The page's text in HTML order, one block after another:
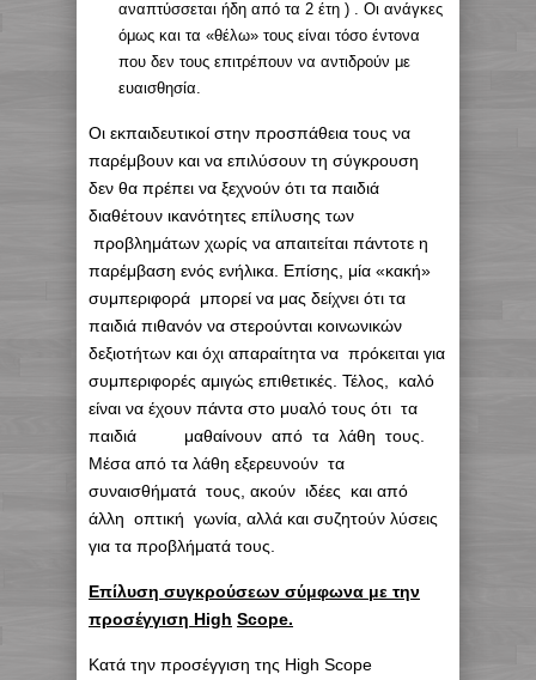
αναπτύσσεται ήδη από τα 2 έτη ) . Οι ανάγκες
όμως και τα «θέλω» τους είναι τόσο έντονα
που δεν τους επιτρέπουν να αντιδρούν με
ευαισθησία.
Οι εκπαιδευτικοί στην προσπάθεια τους να
παρέμβουν και να επιλύσουν τη σύγκρουση
δεν θα πρέπει να ξεχνούν ότι τα παιδιά
διαθέτουν ικανότητες επίλυσης των
προβλημάτων χωρίς να απαιτείται πάντοτε η
παρέμβαση ενός ενήλικα. Επίσης, μία «κακή»
συμπεριφορά μπορεί να μας δείχνει ότι τα
παιδιά πιθανόν να στερούνται κοινωνικών
δεξιοτήτων και όχι απαραίτητα να πρόκειται για
συμπεριφορές αμιγώς επιθετικές. Τέλος, καλό
είναι να έχουν πάντα στο μυαλό τους ότι τα
παιδιά μαθαίνουν από τα λάθη τους.
Μέσα από τα λάθη εξερευνούν τα
συναισθήματά τους, ακούν ιδέες και από
άλλη οπτική γωνία, αλλά και συζητούν λύσεις
για τα προβλήματά τους.
Επίλυση συγκρούσεων σύμφωνα με την
προσέγγιση High Scope.
Κατά την προσέγγιση της High Scope